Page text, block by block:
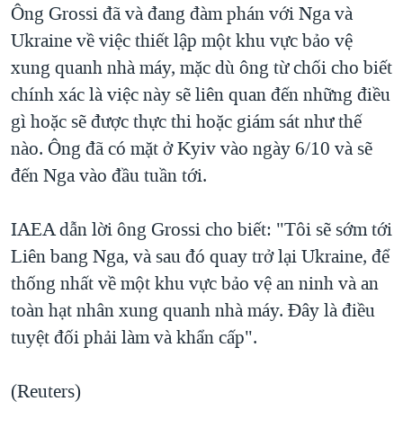
Ông Grossi đã và đang đàm phán với Nga và
Ukraine về việc thiết lập một khu vực bảo vệ
xung quanh nhà máy, mặc dù ông từ chối cho biết
chính xác là việc này sẽ liên quan đến những điều
gì hoặc sẽ được thực thi hoặc giám sát như thế
nào. Ông đã có mặt ở Kyiv vào ngày 6/10 và sẽ
đến Nga vào đầu tuần tới.
IAEA dẫn lời ông Grossi cho biết: "Tôi sẽ sớm tới
Liên bang Nga, và sau đó quay trở lại Ukraine, để
thống nhất về một khu vực bảo vệ an ninh và an
toàn hạt nhân xung quanh nhà máy. Đây là điều
tuyệt đối phải làm và khẩn cấp".
(Reuters)